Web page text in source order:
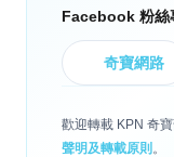
Facebook 粉絲
奇寶網路
歡迎轉載 KPN 奇
聲明及轉載原則 。